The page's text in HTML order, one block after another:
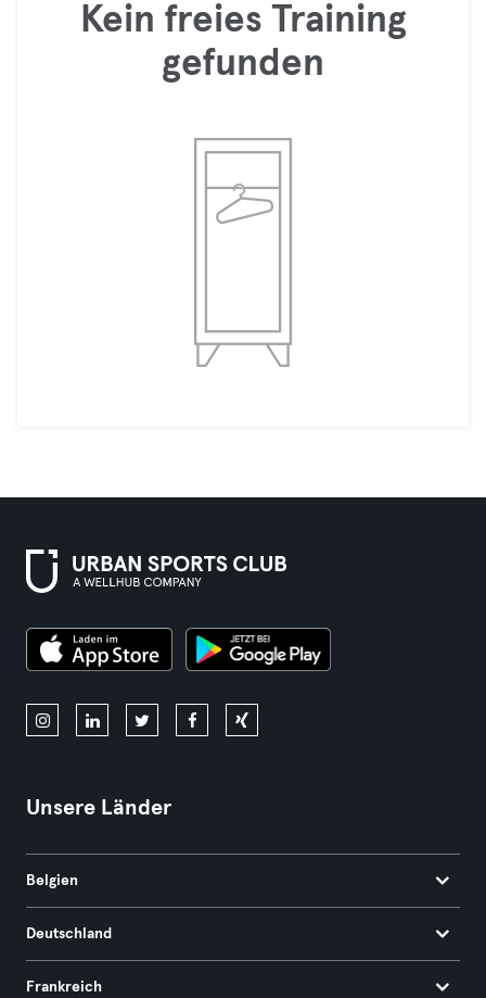
Kein freies Training
gefunden
Unsere Länder
Belgien
Deutschland
Frankreich